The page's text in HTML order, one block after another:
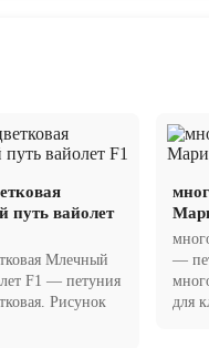
путь вайолет
Млечный
F1 — петуния
Рисунок
—
для